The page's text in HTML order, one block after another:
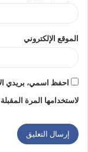
الموقع الإلكتروني
احفظ اسمي، بريدي
لاستخدامها المرة